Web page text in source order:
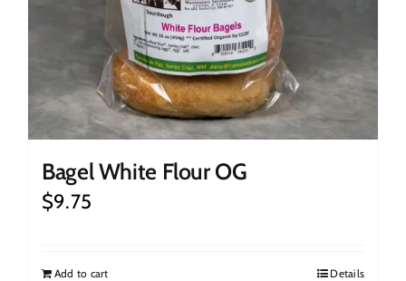
Bagel White Flour OG
$9.75
Add to cart Details